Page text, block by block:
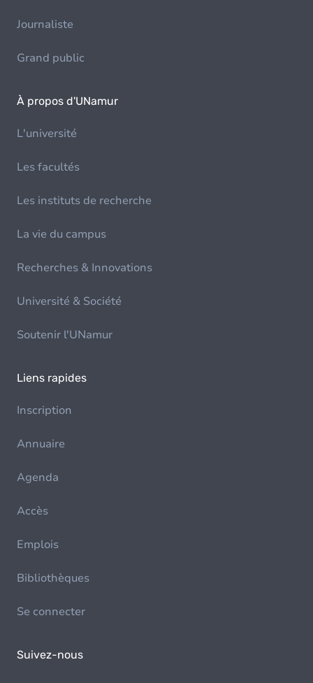
Journaliste
Grand public
À propos d'UNamur
L'université
Les facultés
Les instituts de recherche
La vie du campus
Recherches & Innovations
Université & Société
Soutenir l'UNamur
Liens rapides
Inscription
Annuaire
Agenda
Accès
Emplois
Bibliothèques
Se connecter
Suivez-nous